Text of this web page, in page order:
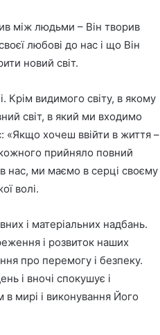
між людьми – Він творив
любові до нас і що Він
новий світ.
Крім видимого світу, в якому
світ, в який ми входимо
«Якщо хочеш ввійти в життя –
прийняло повний
нас, ми маємо в серці своєму
волі.
і матеріальних надбань.
і розвиток наших
про перемогу і безпеку.
і вночі спокушує і
в мирі і виконування Його